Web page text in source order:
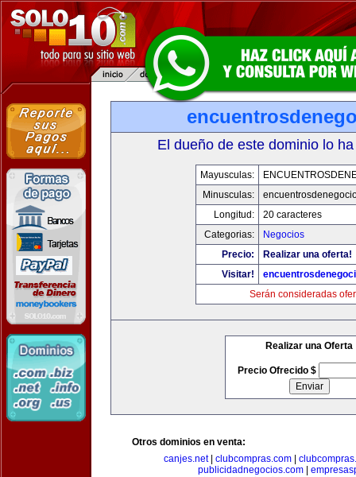
El dueño de este dominio lo
Mayusculas:
Minusculas:
Longitud:
20 caracteres
Categorias:
Negocios
Precio:
Realizar una oferta!
Visitar!
Serán consideradas
Realizar una Oferta
Precio Ofrecido $
Otros dominios en venta:
canjes.net| clubcompras.com
publicidadnegocios.com